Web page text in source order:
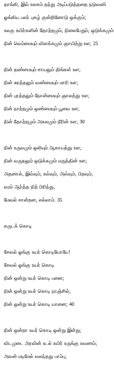
தாங்கி, இவ் உலகம் தந்து அடிப்படுத்ததை நடுவண்
ஓங்கிய பலர் புகழ் குன்றினோடு ஒக்கும்;
உலகு உயிர்களின் தோற்றமும், நிலைபேறும், ஒடுக்கமும்
நின் வெம்மையும் விளக்கமும் ஞாயிற்று உள; 25
நின் தண்மையும் சாயலும் திங்கள் உள;
நின் சுரத்தலும் வண்மையும் மாரி உள;
நின் புரத்தலும் நோன்மையும் ஞாலத்து உள;
நின் நாற்றமும் ஒண்மையும் பூவை உள;
நின் தோற்றமும் அகலமும் நீரின் உள; 30
நின் உருவமும் ஒலியும் ஆகாயத்து உள;
நின் வருதலும் ஒடுக்கமும் மருத்தின் உள;
அதனால், இவ்வும், உவ்வும், அவ்வும், பிறவும்,
ஏமம் ஆர்த்த நிற் பிரிந்து,
மேவல் சான்றன, எல்லாம். 35
கருடக் கொடி
சேவல் ஓங்கு உயர் கொடியோயே!
சேவல் ஓங்கு உயர் கொடி
நின் ஒன்று உயர் கொடி பனை;
நின் ஒன்று உயர் கொடி நாஞ்சில்;
நின் ஒன்று உயர் கொடி யானை; 40
நின் ஒன்றா உயர் கொடி ஒன்று இன்று;
விடமுடை அரவின் உடல் உயிர் உருங்கு உவணம்;
அவன் மடிமேல் வலந்தது பாம்பு;